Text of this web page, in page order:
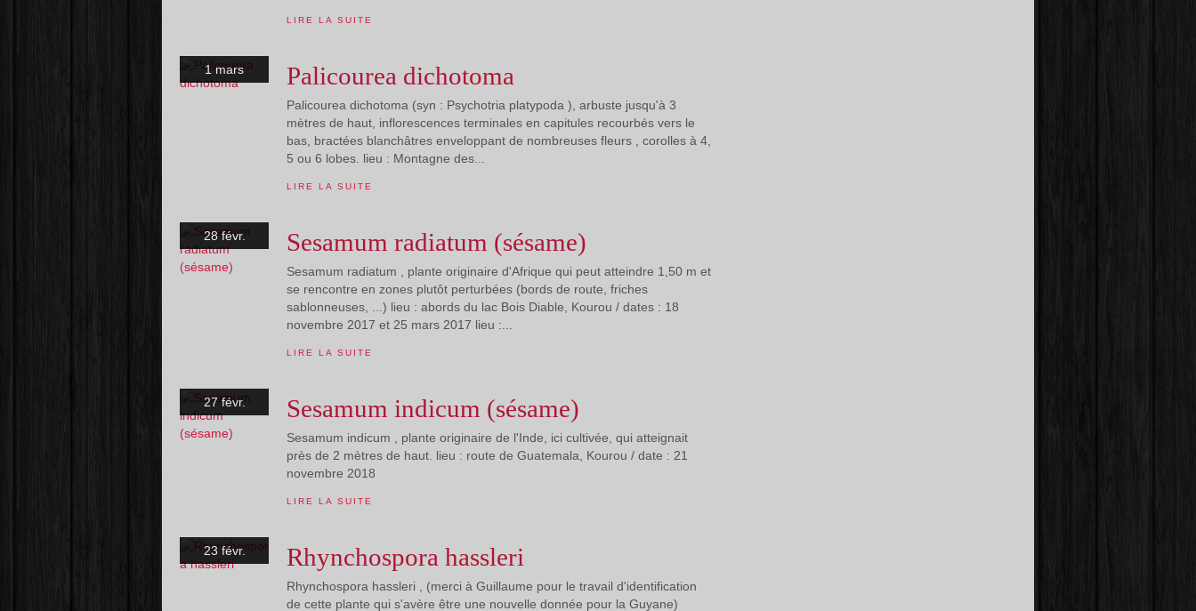
LIRE LA SUITE
1 mars Palicourea dichotoma
Palicourea dichotoma (syn : Psychotria platypoda ), arbuste jusqu'à 3
mètres de haut, inflorescences terminales en capitules recourbés vers le
bas, bractées blanchâtres enveloppant de nombreuses fleurs , corolles à 4,
5 ou 6 lobes. lieu : Montagne des...
LIRE LA SUITE
28 févr. Sesamum radiatum (sésame)
Sesamum radiatum , plante originaire d'Afrique qui peut atteindre 1,50 m et
se rencontre en zones plutôt perturbées (bords de route, friches
sablonneuses, ...) lieu : abords du lac Bois Diable, Kourou / dates : 18
novembre 2017 et 25 mars 2017 lieu :...
LIRE LA SUITE
27 févr. Sesamum indicum (sésame)
Sesamum indicum , plante originaire de l'Inde, ici cultivée, qui atteignait
près de 2 mètres de haut. lieu : route de Guatemala, Kourou / date : 21
novembre 2018
LIRE LA SUITE
23 févr. Rhynchospora hassleri
Rhynchospora hassleri , (merci à Guillaume pour le travail d'identification
de cette plante qui s'avère être une nouvelle donnée pour la Guyane)